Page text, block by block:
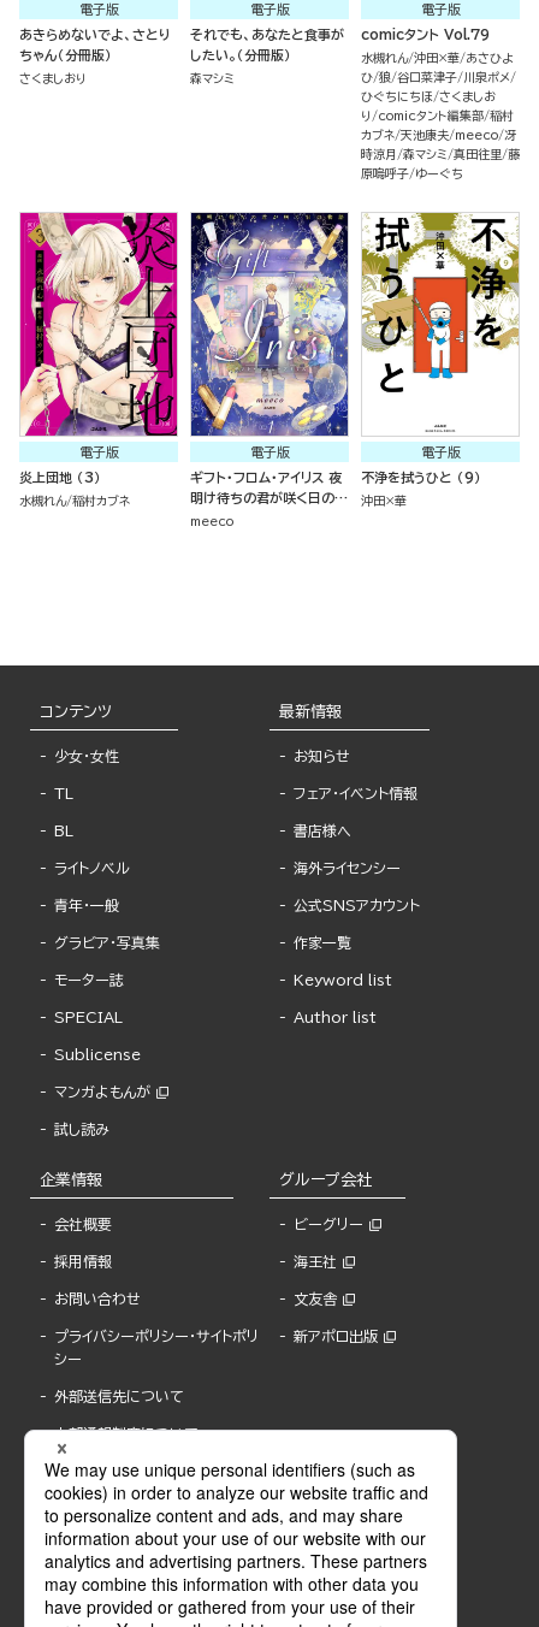
電子版
あきらめないでよ、さとり
ちゃん（分冊版）
さくましおり
電子版
それでも、あなたと食事が
したい。（分冊版）
森マシミ
電子版
comicタント Vol.79
水槻れん 沖田×華 あさひよ
ひ 狼 谷口菜津子
川泉ポメ
ひぐちにちほ さくましお
り
comicタント編集部 稲村
カブネ 天池康夫 meeco 冴
時涼月
森マシミ 真田往里 藤
原嗚呼子 ゆーぐち
電子版
炎上団地 （3）
水槻れん 稲村カブネ
電子版
ギフト・フロム・アイリス 夜
明け待ちの君が咲く日の物
語 （1）
meeco
電子版
不浄を拭うひと （9）
沖田×華
コンテンツ
少女・女性
TL
BL
ライトノベル
青年・一般
グラビア・写真集
モーター誌
SPECIAL
Sublicense
マンガよもんが
試し読み
最新情報
お知らせ
フェア・イベント情報
書店様へ
海外ライセンシー
公式SNSアカウント
作家一覧
Keyword list
Author list
企業情報
会社概要
採用情報
お問い合わせ
プライバシーポリシー・サイトポリ
シー
外部送信先について
内部通報制度について
グループ会社
ビーグリー
海王社
文友舎
新アポロ出版